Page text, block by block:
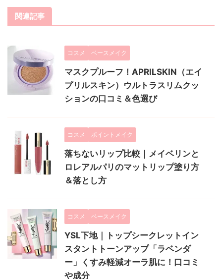
関連記事
コスメ ベースメイク
マスクプルーフ！APRILSKIN（エイ
プリルスキン）ウルトラスリムクッ
ションの口コミ＆色選び
コスメ ポイントメイク
落ちないリップ比較｜メイベリンと
ロレアルパリのマットリップ塗り方
＆落とし方
コスメ ベースメイク
YSL下地｜トップシークレットイン
スタントトーンアップ「ラベンダ
ー」くすみ軽減オーラ肌に！口コミ
や成分